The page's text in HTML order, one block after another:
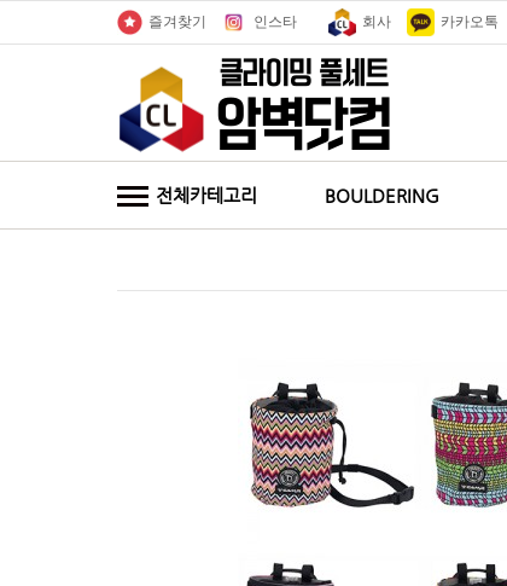
즐겨찾기 인스타 카카오톡
회사
전체카테고리 BOULDERING